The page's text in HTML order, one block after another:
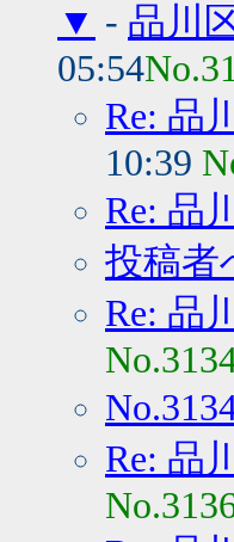
▼ - 品川
05:54
Re: 品
10:39
Re: 品
投稿者
Re: 品
Re: 品